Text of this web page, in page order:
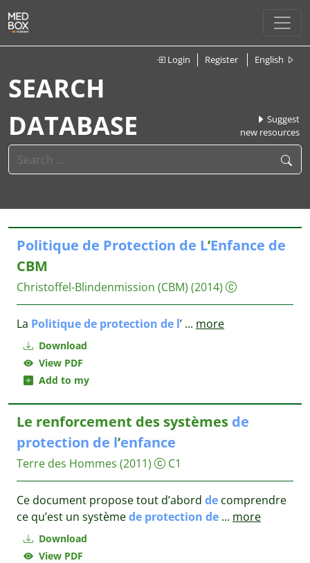
Login Register English
SEARCH
DATABASE
Suggest
new resources
Download
View PDF
Add to my
Politique de Protection de L’Enfance de
CBM
Christoffel-Blindenmission (CBM) (2014)
La Politiquede protection de l’ ... more
Download
View PDF
Le renforcement des systèmes de
protection de l’enfance
Terre des Hommes (2011) C1
Ce document propose tout d’abord de comprendre
ce qu’est un systèmede protection de ... more